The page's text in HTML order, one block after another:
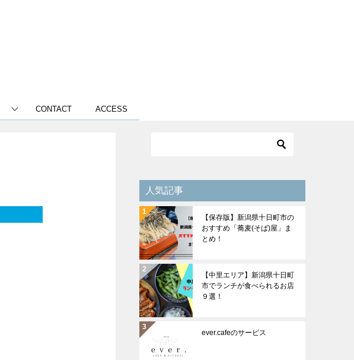
CONTACT ACCESS
人気記事
【保存版】新潟県十日町市の
おすすめ「蕎麦(そば)屋」ま
とめ！
【中里エリア】新潟県十日町
市でランチが食べられるお店
９選！
ever.cafeのサービス